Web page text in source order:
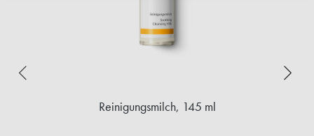
Reinigungsmilch, 145 ml